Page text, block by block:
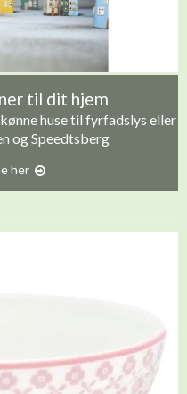
til dit hjem
huse til fyrfadslys eller
og Speedtsberg
her